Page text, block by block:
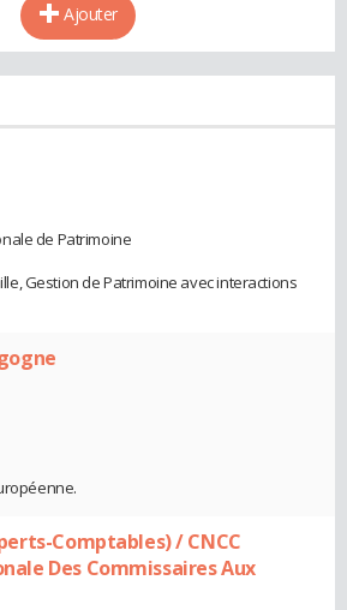
Ajouter
de Patrimoine
Gestion de Patrimoine avec interactions
Comptables) / CNCC
Des Commissaires Aux